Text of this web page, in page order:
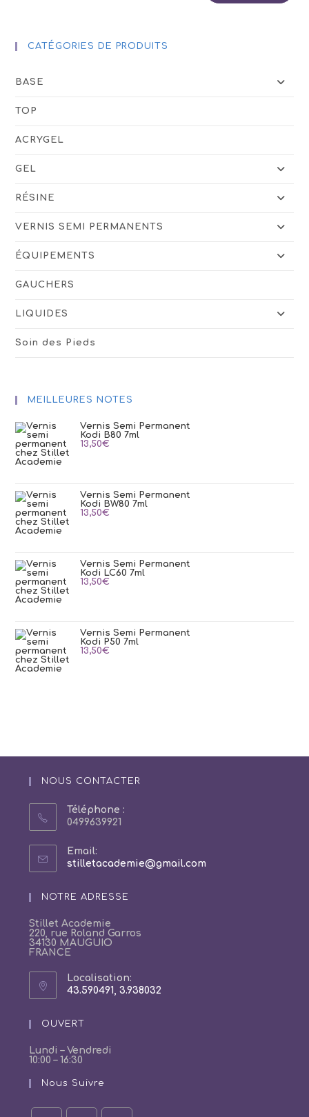
CATÉGORIES DE PRODUITS
BASE
TOP
ACRYGEL
GEL
RÉSINE
VERNIS SEMI PERMANENTS
ÉQUIPEMENTS
GAUCHERS
LIQUIDES
Soin des Pieds
MEILLEURES NOTES
Vernis Semi Permanent
Kodi B80 7ml
13,50€
Vernis Semi Permanent
Kodi BW80 7ml
13,50€
Vernis Semi Permanent
Kodi LC60 7ml
13,50€
Vernis Semi Permanent
Kodi P50 7ml
13,50€
NOUS CONTACTER
Téléphone :
0499639921
Email:
stilletacademie@gmail.comS’ouvre
NOTRE ADRESSE
Stillet Academie
220, rue Roland Garros
34130 MAUGUIO
FRANCE
Localisation:
43.590491, 3.938032
un
nouvel
OUVERT
Lundi – Vendredi
10:00 – 16:30
Nous Suivre